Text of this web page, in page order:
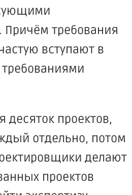
Причём требования
вступают в
десяток проектов,
отдельно, потом
делают
проектов